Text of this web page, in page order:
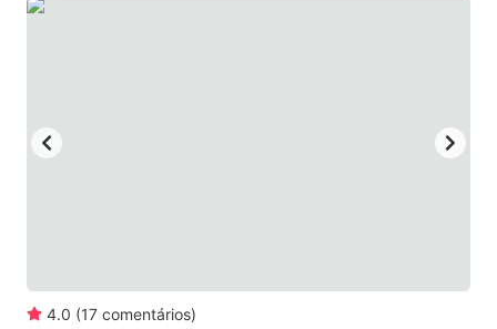
4.0 (17 comentários)